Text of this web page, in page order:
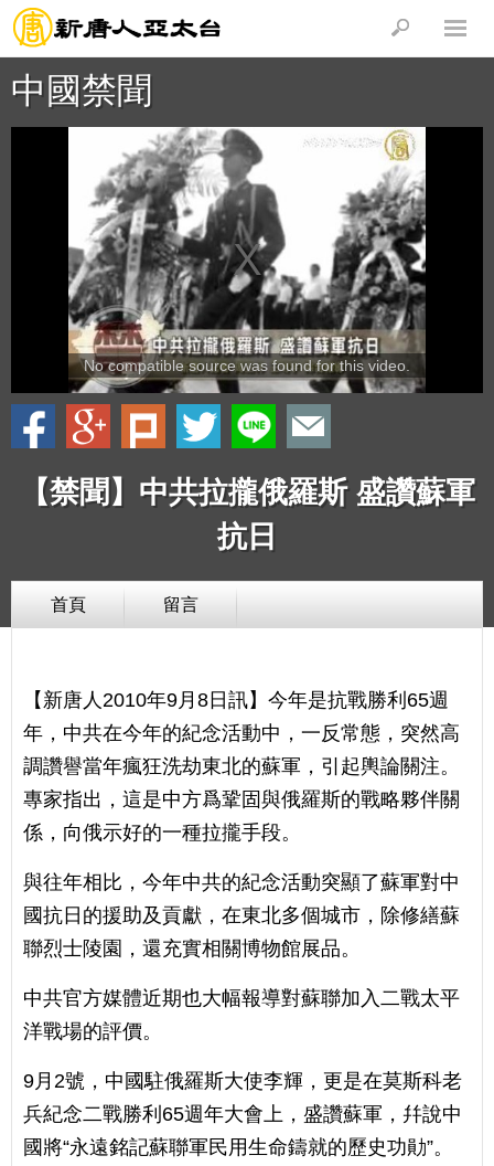
中國禁聞
No compatible source was found for this video.
【禁聞】中共拉攏俄羅斯 盛讚蘇軍
抗日
首頁 留言
【新唐人2010年9月8日訊】今年是抗戰勝利65週
年，中共在今年的紀念活動中，一反常態，突然高
調讚譽當年瘋狂洗劫東北的蘇軍，引起輿論關注。
專家指出，這是中方爲鞏固與俄羅斯的戰略夥伴關
係，向俄示好的一種拉攏手段。
與往年相比，今年中共的紀念活動突顯了蘇軍對中
國抗日的援助及貢獻，在東北多個城市，除修繕蘇
聯烈士陵園，還充實相關博物館展品。
中共官方媒體近期也大幅報導對蘇聯加入二戰太平
洋戰場的評價。
9月2號，中國駐俄羅斯大使李輝，更是在莫斯科老
兵紀念二戰勝利65週年大會上，盛讚蘇軍，幷說中
國將“永遠銘記蘇聯軍民用生命鑄就的歷史功勛”。